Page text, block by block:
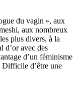
du vagin », aux
aux nombreux
plus divers, à la
d’or avec des
d’un féminisme
d’être une